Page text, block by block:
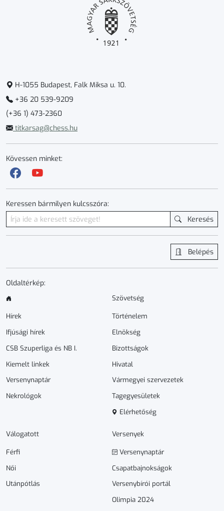
H-1055 Budapest, Falk Miksa u. 10.
+36 20 539-9209
(+36 1) 473-2360
titkarsag@chess.hu
Kövessen minket:
Keressen bármilyen kulcsszóra:
Keresés
Belépés
Oldaltérkép:
Hírek
Ifjúsági hírek
CSB Szuperliga és NB I.
Kiemelt linkek
Versenynaptár
Nekrológok
Szövetség
Történelem
Elnökség
Bizottságok
Hivatal
Vármegyei szervezetek
Tagegyesületek
Elérhetőség
Válogatott
Férfi
Női
Utánpótlás
Versenyek
Versenynaptár
Csapatbajnokságok
Versenybírói portál
Olimpia 2024